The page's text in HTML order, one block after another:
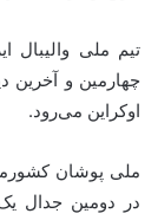
چهارمین و
اوکراین می‌رود.
ملی پوشان
در دومین جدال